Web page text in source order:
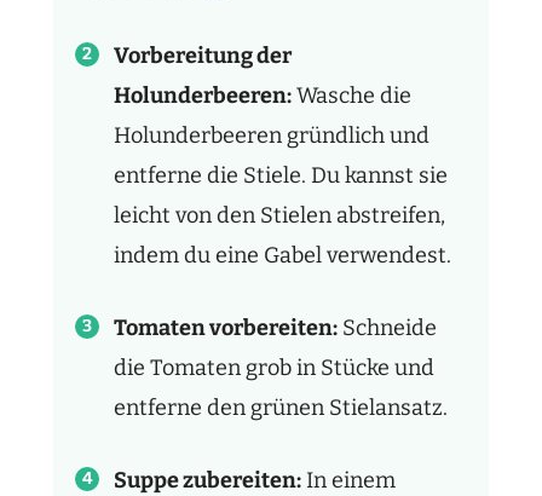
Vorbereitung der
Holunderbeeren:Wasche die
Holunderbeeren gründlich und
entferne die Stiele. Du kannst sie
leicht von den Stielen abstreifen,
indem du eine Gabel verwendest.
Tomaten vorbereiten: Schneide
die Tomaten grob in Stücke und
entferne den grünen Stielansatz.
Suppe zubereiten: In einem